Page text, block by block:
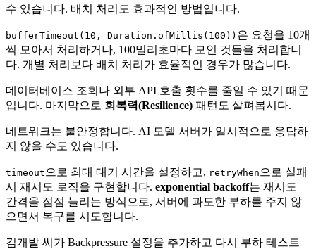
수 있습니다. 배치 처리도 효과적인 방법입니다.
bufferTimeout(10, Duration.ofMillis(100)) 은 요청을 10개
씩 모아서 처리하거나, 100밀리초마다 모인 것들을 처리합니
다. 개별 처리보다 배치 처리가 효율적인 경우가 많습니다.
데이터베이스 조회나 외부 API 호출 횟수를 줄일 수 있기 때문
입니다. 마지막으로 회복력(Resilience) 패턴도 살펴봅시다.
네트워크는 불안정합니다. AI 모델 서버가 일시적으로 응답하
지 않을 수도 있습니다.
timeout 으로 최대 대기 시간을 설정하고, retryWhen 으로 실패
시 재시도 로직을 구현합니다. exponential backoff는 재시도
간격을 점점 늘리는 방식으로, 서버에 과도한 부하를 주지 않
으면서 복구를 시도합니다.
김개발 씨가 Backpressure 설정을 추가하고 다시 부하 테스트